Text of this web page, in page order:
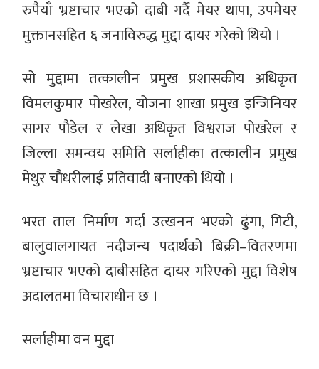
रुपैयाँ भ्रष्टाचार भएको दाबी गर्दै मेयर थापा, उपमेयर
मुक्तानसहित ६ जनाविरुद्ध मुद्दा दायर गरेको थियो ।
सो मुद्दामा तत्कालीन प्रमुख प्रशासकीय अधिकृत
विमलकुमार पोखरेल, योजना शाखा प्रमुख इन्जिनियर
सागर पौडेल र लेखा अधिकृत विश्वराज पोखरेल र
जिल्ला समन्वय समिति सर्लाहीका तत्कालीन प्रमुख
मेथुर चौधरीलाई प्रतिवादी बनाएको थियो ।
भरत ताल निर्माण गर्दा उत्खनन भएको ढुंगा, गिटी,
बालुवालगायत नदीजन्य पदार्थको बिक्री–वितरणमा
भ्रष्टाचार भएको दाबीसहित दायर गरिएको मुद्दा विशेष
अदालतमा विचाराधीन छ ।
सर्लाहीमा वन मुद्दा